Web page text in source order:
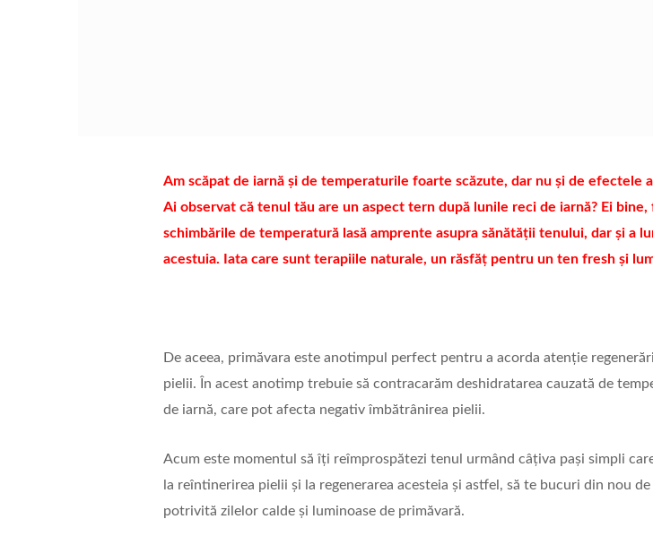
Am scăpat de iarnă și de temperaturile foarte scăzute, dar nu și de efectele
Ai observat că tenul tău are un aspect tern după lunile reci de iarnă? Ei bine,
schimbările de temperatură lasă amprente asupra sănătății tenului, dar și a
acestuia. Iata care sunt terapiile naturale, un răsfăț pentru un ten fresh și
De aceea, primăvara este anotimpul perfect pentru a acorda atenție
pielii. În acest anotimp trebuie să contracarăm deshidratarea cauzată de
de iarnă, care pot afecta negativ îmbătrânirea pielii.
Acum este momentul să îți reîmprospătezi tenul urmând câțiva pași simpli
la reîntinerirea pielii și la regenerarea acesteia și astfel, să te bucuri din nou
potrivită zilelor calde și luminoase de primăvară.